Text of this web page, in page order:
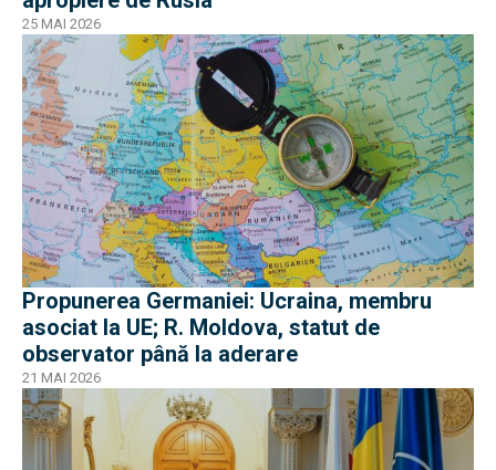
25 MAI 2026
Propunerea Germaniei: Ucraina, membru
asociat la UE; R. Moldova, statut de
observator până la aderare
21 MAI 2026